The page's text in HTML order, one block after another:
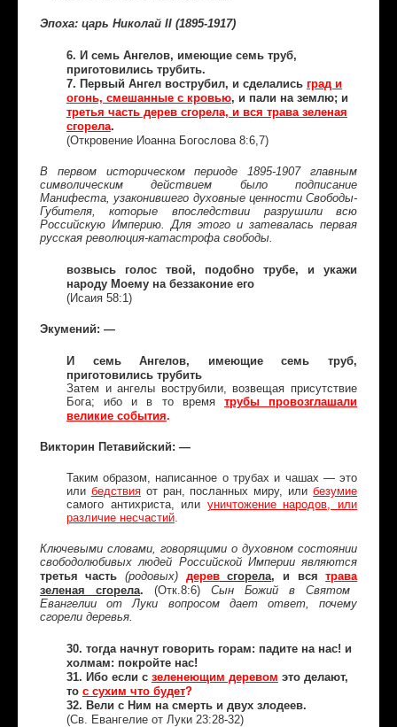
Эпоха: царь Николай II (1895-1917)
6. И семь Ангелов, имеющие семь труб,
приготовились трубить.
7. Первый Ангел вострубил, и сделались град и
огонь, смешанные с кровью, и пали на землю; и
третья часть дерев сгорела, и вся трава зеленая
сгорела.
(Откровение Иоанна Богослова 8:6,7)
В первом историческом периоде 1895-1907 главным
символическим действием было подписание
Манифеста, узаконившего духовные ценности Свободы-
Губителя, которые впоследствии разрушили всю
Российскую Империю. Для этого и затевалась первая
русская революция-катастрофа свободы.
возвысь голос твой, подобно трубе, и укажи
народу Моему на беззаконие его
(Исаия 58:1)
Экумений: —
И семь Ангелов, имеющие семь труб,
приготовились трубить
Затем и ангелы вострубили, возвещая присутствие
Бога; ибо и в то время трубы провозглашали
великие события.
Викторин Петавийский: —
Таким образом, написанное о трубах и чашах — это
или бедствияот ран, посланных миру, илибезумие
самого антихриста, или уничтожение народов, или
различие несчастий.
Ключевыми словами, говорящими о духовном состоянии
свободолюбивых людей Российской Империи являются
третья часть (родовых) деревсгорела, и всятрава
зеленая сгорела. (Отк.8:6) Сын Божий в Святом
Евангелии от Луки вопросом дает ответ, почему
сгорели деревья.
30. тогда начнут говорить горам: падите на нас! и
холмам: покройте нас!
31. Ибо если с зеленеющим деревом это делают,
то с сухим что будет?
32. Вели с Ним на смерть и двух злодеев.
(Св. Евангелие от Луки 23:28-32)